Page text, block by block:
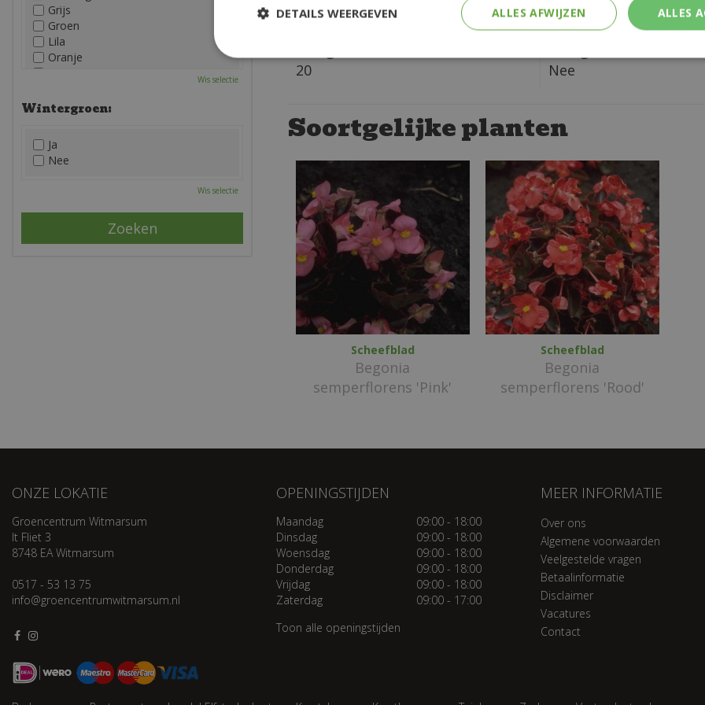
Droog-vochthoudend
Lichte schaduw
20
Nee
Soortgelijke planten
Scheefblad
Begonia
semperflorens 'Pink'
Scheefblad
Begonia
semperflorens 'Rood'
Grijs
Groen
Lila
Oranje
Roze
Wis selectie
Wintergroen:
Ja
Nee
Wis selectie
ONZE LOKATIE
Groencentrum Witmarsum
It Fliet 3
8748 EA Witmarsum
0517 - 53 13 75
info@groencentrumwitmarsum.nl
OPENINGSTIJDEN
Maandag
09:00 - 18:00
Dinsdag
09:00 - 18:00
Woensdag
09:00 - 18:00
Donderdag
09:00 - 18:00
Vrijdag
09:00 - 18:00
Zaterdag
09:00 - 17:00
Toon alle openingstijden
MEER INFORMATIE
Over ons
Algemene voorwaarden
Veelgestelde vragen
Betaalinformatie
Disclaimer
Vacatures
Contact
ALLES
ALLES AFWIJZEN
DETAILS WEERGEVEN